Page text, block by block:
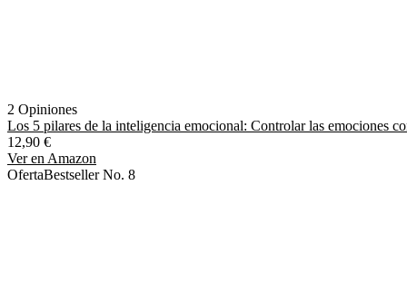
2 Opiniones
Los 5 pilares de la inteligencia emocional: Controlar las emociones
12,90 €
Ver en Amazon
OfertaBestseller No. 8